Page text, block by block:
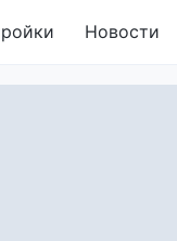
Новости